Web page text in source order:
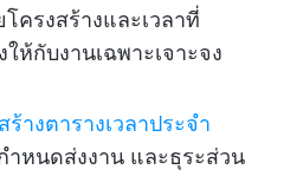
ครงสร้างและเวลาที่
ห้กับงานเฉพาะเจาะจง
างตารางเวลาประจำ
ำหนดส่งงาน และธุระส่วน